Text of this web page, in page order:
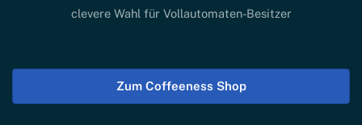
clevere Wahl für Vollautomaten-Besitzer
Zum Coffeeness Shop